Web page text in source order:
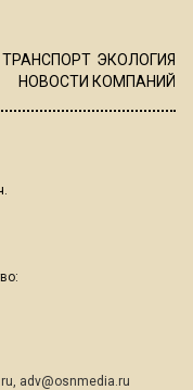
ТРАНСПОРТ ЭКОЛОГИЯ
НОВОСТИ КОМПАНИЙ
, adv@osnmedia.ru